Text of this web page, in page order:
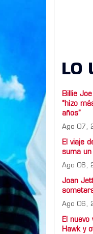
LO
Billie
“hizo
años”
Ago 07,
El viaje
suma un
Ago 06,
Joan
Ago 06,
El
Hawk y